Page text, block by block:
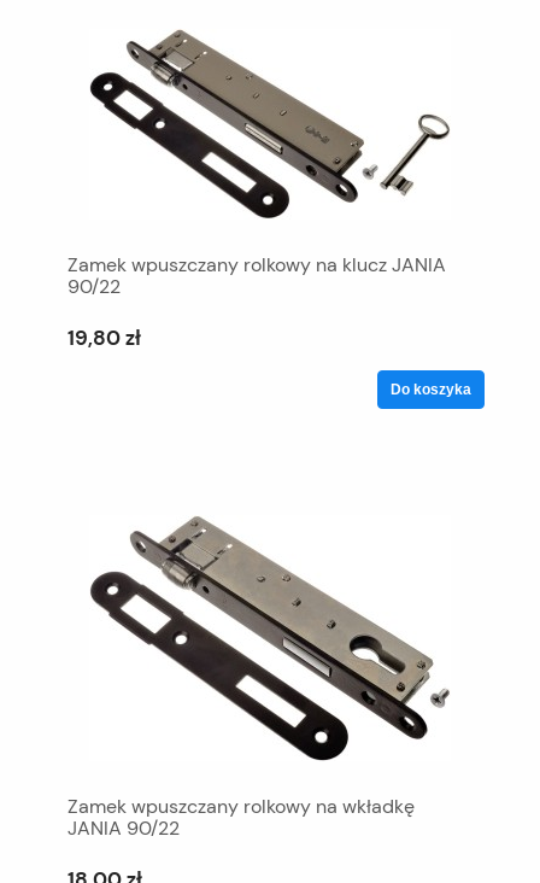
Zamek wpuszczany rolkowy na klucz JANIA
90/22
19,80 zł
Do koszyka
Zamek wpuszczany rolkowy na wkładkę
JANIA 90/22